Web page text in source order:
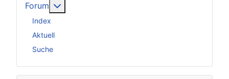
Forum
Index
Aktuell
Suche